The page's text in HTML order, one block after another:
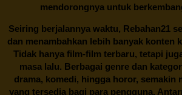
mendorongnya untuk
Seiring berjalannya waktu, Rebahan21
dan menambahkan lebih banyak konten
Tidak hanya film-film terbaru, tetapi
masa lalu. Berbagai genre dan
drama, komedi, hingga horor, semakin
yang tersedia bagi para pengguna.